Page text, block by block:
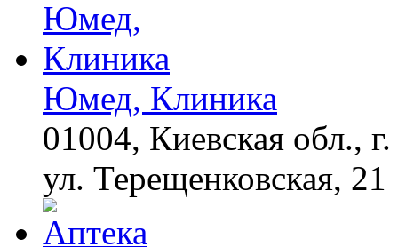
оставит вас без слов!
Пересмотрела 10 раз
i
Ролик из Омска: вы
будете смеяться долго
Юмед, Клиника
01004, Киевская обл.,
ул. Терещенковская, 21